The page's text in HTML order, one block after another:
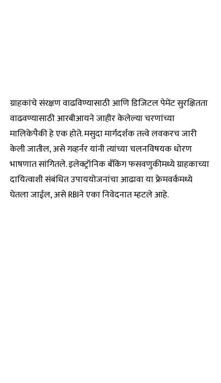
ग्राहकांचे संरक्षण वाढविण्यासाठी आणि डिजिटल पेमेंट सुरक्षितता
वाढवण्यासाठी आरबीआयने जाहीर केलेल्या चरणांच्या
मालिकेपैकी हे एक होते. मसुदा मार्गदर्शक तत्त्वे लवकरच जारी
केली जातील, असे गव्हर्नर यांनी त्यांच्या चलनविषयक धोरण
भाषणात सांगितले. इलेक्ट्रॉनिक बँकिंग फसवणुकीमध्ये ग्राहकाच्या
दायित्वाशी संबंधित उपाययोजनांचा आढावा या फ्रेमवर्कमध्ये
घेतला जाईल, असे RBIने एका निवेदनात म्हटले आहे.